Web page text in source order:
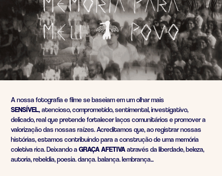
A nossa fotografia e filme se baseiam em um olhar mais
SENSÍVEL,atencioso, comprometido, sentimental, investigativo,
delicado, real que pretende fortalecer laços comunitários e promover a
valorização das nossas raízes. Acreditamos que, ao registrar nossas
histórias, estamos contribuindo para a construção de uma memória
coletiva rica. Deixando aGRAÇA AFETIVAatravés da liberdade, beleza,
autoria, rebeldia, poesia. dança. balança. lembrança...